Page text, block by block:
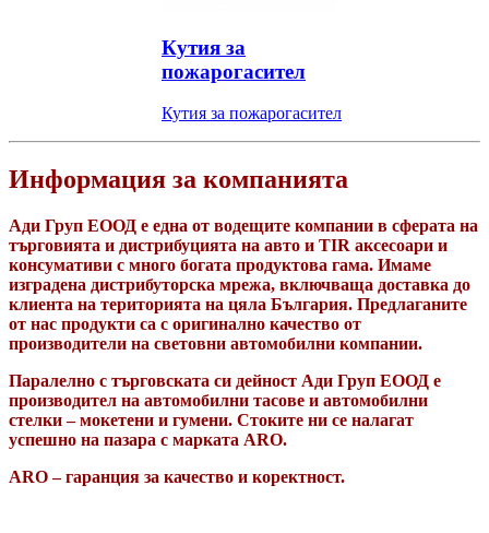
Кутия за
пожарогасител
Кутия за пожарогасител
Информация за компанията
Ади Груп ЕООД е една от водещите компании в сферата на
търговията и дистрибуцията на авто и TIR аксесоари и
консумативи с много богата продуктова гама. Имаме
изградена дистрибуторска мрежа, включваща доставка до
клиента на територията на цяла България. Предлаганите
от нас продукти са с оригинално качество от
производители на световни автомобилни компании.
Паралелно с търговската си дейност Ади Груп ЕООД е
производител на автомобилни тасове и автомобилни
стелки – мокетени и гумени. Стоките ни се налагат
успешно на пазара с марката ARO.
ARO – гаранция за качество и коректност.